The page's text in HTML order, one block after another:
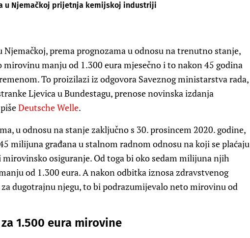
u Njemačkoj prijetnja kemijskoj industriji
Njemačkoj, prema prognozama u odnosu na trenutno stanje,
manju od 1.300 eura mjesečno i to nakon 45 godina
To proizilazi iz odgovora Saveznog ministarstva rada,
Ljevica u Bundestagu, prenose novinska izdanja
Deutsche Welle.
u odnosu na stanje zaključno s 30. prosincem 2020. godine,
milijuna građana u stalnom radnom odnosu na koji se plaćaju
osiguranje. Od toga bi oko sedam milijuna njih
od 1.300 eura. A nakon odbitka iznosa zdravstvenog
dugotrajnu njegu, to bi podrazumijevalo neto mirovinu od
1.500 eura mirovine